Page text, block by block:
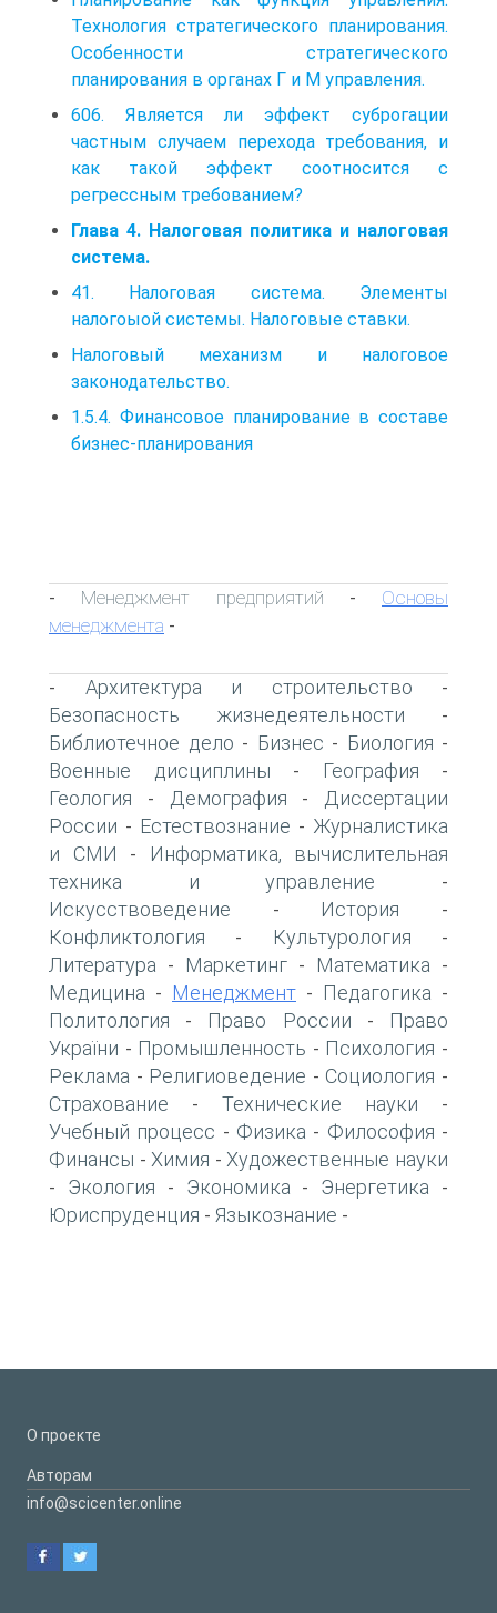
Технология стратегического планирования.
Особенности стратегического
планирования в органах Г и М управления.
606. Является ли эффект суброгации
частным случаем перехода требования, и
как такой эффект соотносится с
регрессным требованием?
Глава 4. Налоговая политика и налоговая
система.
41. Налоговая система. Элементы
налогоыой системы. Налоговые ставки.
Налоговый механизм и налоговое
законодательство.
1.5.4. Финансовое планирование в составе
бизнес-планирования
- Менеджмент предприятий - Основы
менеджмента -
- Архитектура и строительство -
Безопасность жизнедеятельности -
Библиотечное дело - Бизнес - Биология -
Военные дисциплины - География -
Геология - Демография -
Диссертации
России - Естествознание - Журналистика
и СМИ -
Информатика, вычислительная
техника и управление -
Искусствоведение - История -
Конфликтология - Культурология -
Литература - Маркетинг - Математика -
Медицина - Менеджмент - Педагогика -
Политология - Право России -
Право
України - Промышленность - Психология -
Реклама - Религиоведение - Социология -
Страхование - Технические науки -
Учебный процесс - Физика - Философия -
Финансы - Химия - Художественные науки
- Экология - Экономика - Энергетика -
Юриспруденция - Языкознание -
О проекте
Авторам
info@scicenter.online